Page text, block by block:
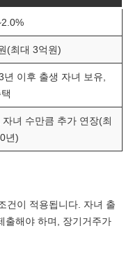
(최대 3억원)
년 이후 출생 자녀 보유,
자녀 수만큼 추가 연장(최
년)
건이 적용됩니다. 자녀 출
출해야 하며, 장기거주가